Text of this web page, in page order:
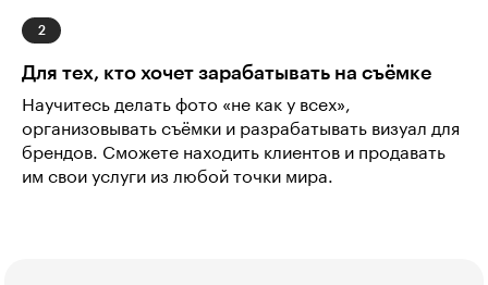
Для тех, кто хочет зарабатывать на съёмке
Научитесь делать фото «не как у всех»,
организовывать съёмки и разрабатывать визуал для
брендов. Сможете находить клиентов и продавать
им свои услуги из любой точки мира.